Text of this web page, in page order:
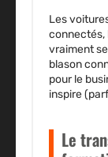
Les
connectés,
vraiment
blason
pour le
inspire
Le